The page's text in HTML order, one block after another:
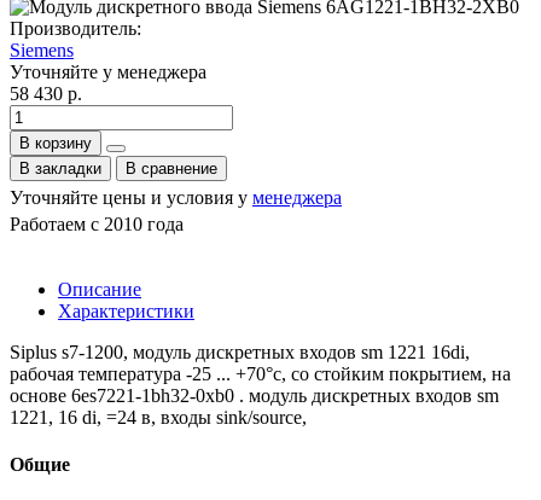
Производитель:
Siemens
Уточняйте у менеджера
58 430 р.
В корзину
В закладки
В сравнение
Уточняйте цены и условия у менеджера
Работаем с 2010 года
Описание
Характеристики
Siplus s7-1200, модуль дискретных входов sm 1221 16di,
рабочая температура -25 ... +70°c, со стойким покрытием, на
основе 6es7221-1bh32-0xb0 . модуль дискретных входов sm
1221, 16 di, =24 в, входы sink/source,
Общие